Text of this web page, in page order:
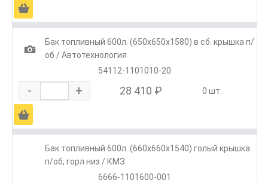
Ä
1
Бак топливный 600л. (650х650х1580) в сб. крышка п/
об / Автотехнология
54112-1101010-20
- + 28 410 ₽ 0 шт.
Ä
Бак топливный 600л. (660х660х1540) голый крышка
п/об, горл низ / КМЗ
6666-1101600-001